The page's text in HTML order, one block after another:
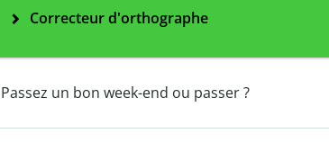
Correcteur d'orthographe
Passez un bon week-end ou passer ?